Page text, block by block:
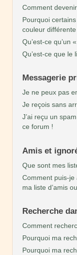
Comment
Pourquoi
couleur
Qu’est-ce qu’un
Qu’est-ce que le
Messagerie
Je ne peux pas
Je reçois sans
J’ai reçu un
ce forum !
Amis et
Que sont mes
Comment puis-je
ma liste d’amis
Recherche
Comment
Pourquoi ma
Pourquoi ma